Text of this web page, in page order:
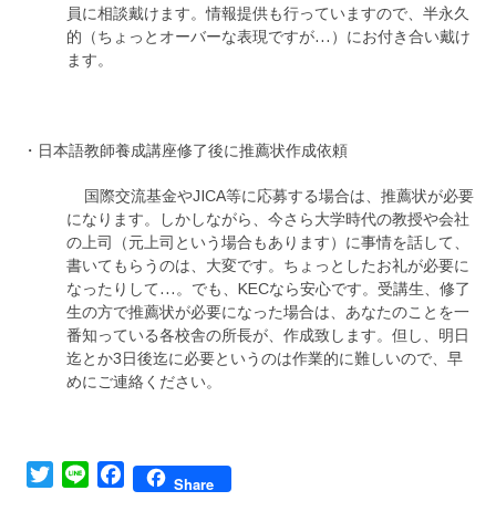
員に相談戴けます。情報提供も行っていますので、半永久
的（ちょっとオーバーな表現ですが…）にお付き合い戴け
ます。
・日本語教師養成講座修了後に推薦状作成依頼
国際交流基金やJICA等に応募する場合は、推薦状が必要
になります。しかしながら、今さら大学時代の教授や会社
の上司（元上司という場合もあります）に事情を話して、
書いてもらうのは、大変です。ちょっとしたお礼が必要に
なったりして…。でも、KECなら安心です。受講生、修了
生の方で推薦状が必要になった場合は、あなたのことを一
番知っている各校舎の所長が、作成致します。但し、明日
迄とか3日後迄に必要というのは作業的に難しいので、早
めにご連絡ください。
TwitterLine FacebookShare